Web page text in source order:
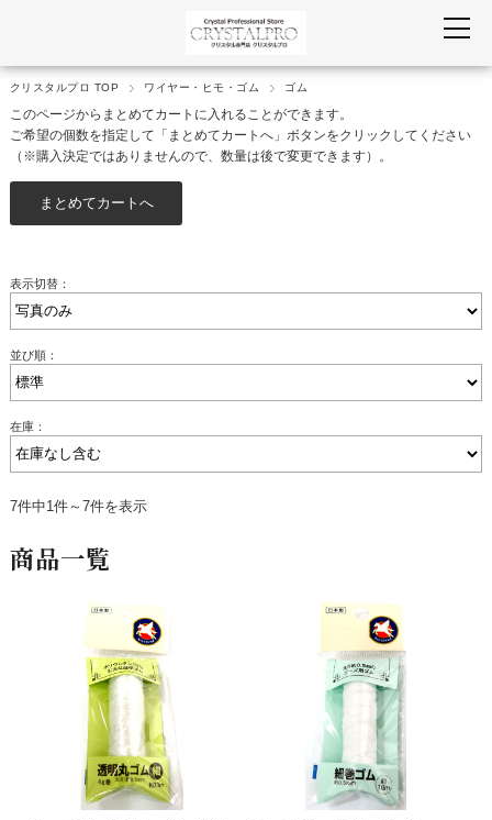
クリスタルプロ TOP ワイヤー・ヒモ・ゴム ゴム
このページからまとめてカートに入れることができます。
ご希望の個数を指定して「まとめてカートへ」ボタンをクリックしてください
（※購入決定ではありませんので、数量は後で変更できます）。
表示切替：
並び順：
在庫：
7件中1件～7件を表示
商品一覧